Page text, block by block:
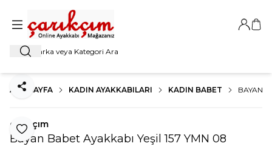
Ara
Giriş
ANA SAYFA KADIN AYAKKABILARI KADIN BABET BAYAN
Favoriye Ekle
Paylaş
çarıkçım
Bayan Babet Ayakkabı Yeşil 157 YMN 08